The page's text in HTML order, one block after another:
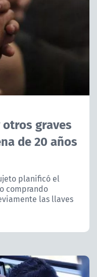
graves
de 20 años
planificó el
comprando
las llaves